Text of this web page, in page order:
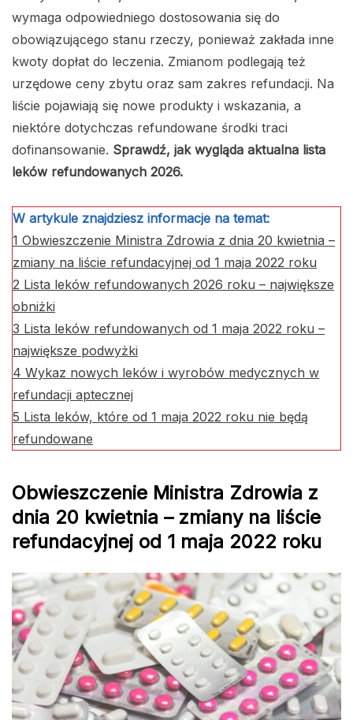
wymaga odpowiedniego dostosowania się do
obowiązującego stanu rzeczy, ponieważ zakłada inne
kwoty dopłat do leczenia. Zmianom podlegają też
urzędowe ceny zbytu oraz sam zakres refundacji. Na
liście pojawiają się nowe produkty i wskazania, a
niektóre dotychczas refundowane środki traci
dofinansowanie. Sprawdź, jak wygląda aktualna lista
leków refundowanych 2026.
W artykule znajdziesz informacje na temat:
1 Obwieszczenie Ministra Zdrowia z dnia 20 kwietnia –
zmiany na liście refundacyjnej od 1 maja 2022 roku
2 Lista leków refundowanych 2026 roku – największe
obniżki
3 Lista leków refundowanych od 1 maja 2022 roku –
największe podwyżki
4 Wykaz nowych leków i wyrobów medycznych w
refundacji aptecznej
5 Lista leków, które od 1 maja 2022 roku nie będą
refundowane
Obwieszczenie Ministra Zdrowia z
dnia 20 kwietnia – zmiany na liście
refundacyjnej od 1 maja 2022 roku